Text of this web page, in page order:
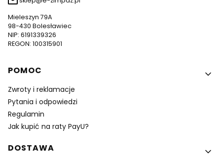
Mieleszyn 79A
98-430 Bolesławiec
NIP: 6191339326
REGON: 100315901
Linki w stopce
POMOC
Zwroty i reklamacje
Pytania i odpowiedzi
Regulamin
Jak kupić na raty PayU?
DOSTAWA